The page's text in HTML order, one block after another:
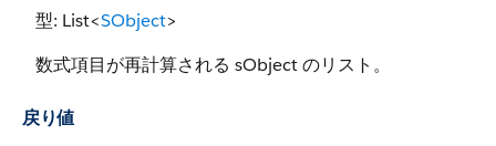
型: List<SObject>
数式項目が再計算される sObject のリスト。
戻り値